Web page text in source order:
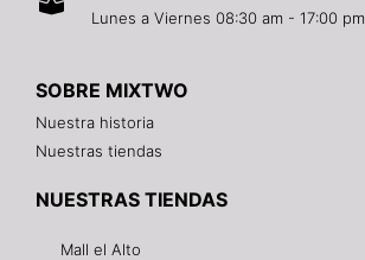
Lunes a Viernes 08:30 am - 17:00 pm
SOBRE MIXTWO
Nuestra historia
Nuestras tiendas
NUESTRAS TIENDAS
Mall el Alto